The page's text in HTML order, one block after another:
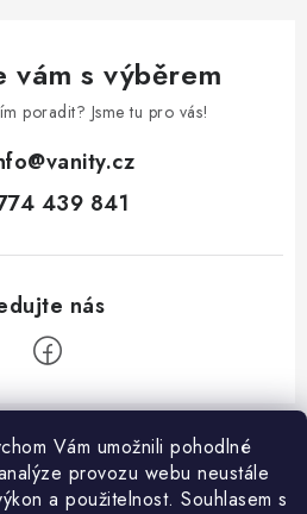
Vám umožnili pohodlné
provozu webu neustále
a použitelnost. Souhlasem s
vám s výběrem
poradit? Jsme tu pro vás!
@vanity.cz
439 841